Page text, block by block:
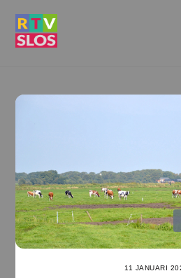
11 JANUARI